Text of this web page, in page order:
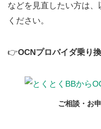
などを見直したい方は
ください。
👉OCNプロバイダ乗り
ご相談・お